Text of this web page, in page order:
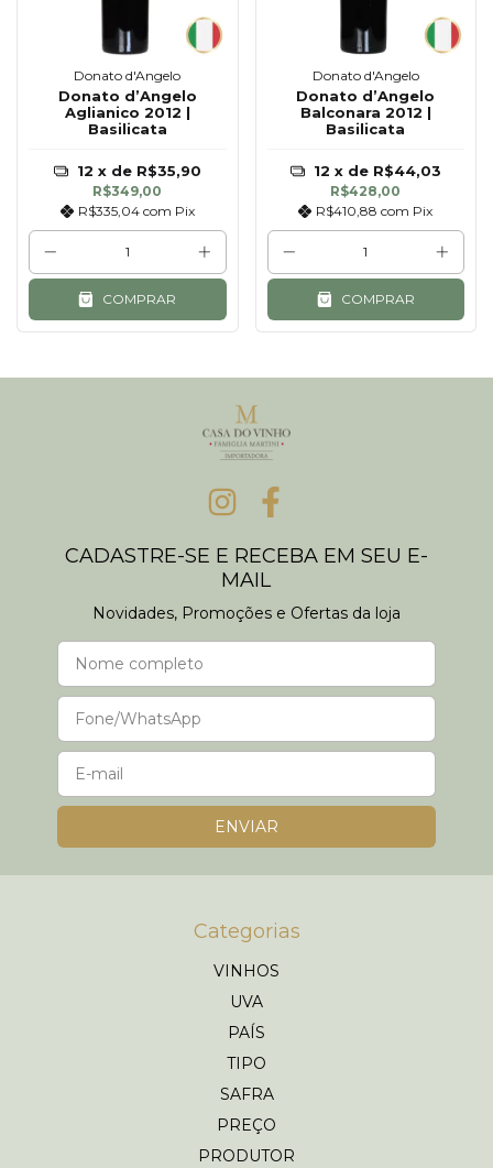
Donato d'Angelo
Donato d’Angelo
Aglianico 2012 |
Basilicata
R$349,00
R$335,04 com Pix
12 x de R$35,90
COMPRAR
Donato d'Angelo
Donato d’Angelo
Balconara 2012 |
Basilicata
R$428,00
R$410,88com Pix
12 x de R$44,03
COMPRAR
CADASTRE-SE E RECEBA EM SEU E-
MAIL
Novidades, Promoções e Ofertas da loja
Categorias
VINHOS
UVA
PAÍS
TIPO
SAFRA
PREÇO
PRODUTOR